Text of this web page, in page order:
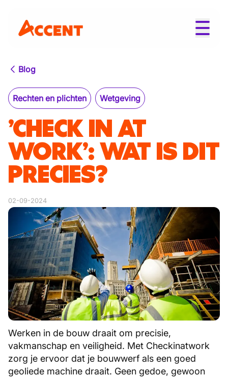
Blog
Rechten en plichten Wetgeving
’CHECK IN AT
WORK’: WAT IS DIT
PRECIES?
02-09-2024
Werken in de bouw draait om precisie,
vakmanschap en veiligheid. Met Checkinatwork
zorg je ervoor dat je bouwwerf als een goed
geoliede machine draait. Geen gedoe, gewoon